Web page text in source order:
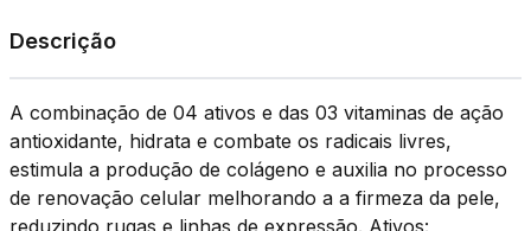
Descrição
A combinação de 04 ativos e das 03 vitaminas de ação
antioxidante, hidrata e combate os radicais livres,
estimula a produção de colágeno e auxilia no processo
de renovação celular melhorando a a firmeza da pele,
reduzindo rugas e linhas de expressão. Ativos: